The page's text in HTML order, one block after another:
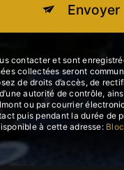
Envoyer
et sont
collectées seront
de droits d’accès, de
autorité de contrôle,
ou par courrier
puis pendant la durée
à cette adresse: